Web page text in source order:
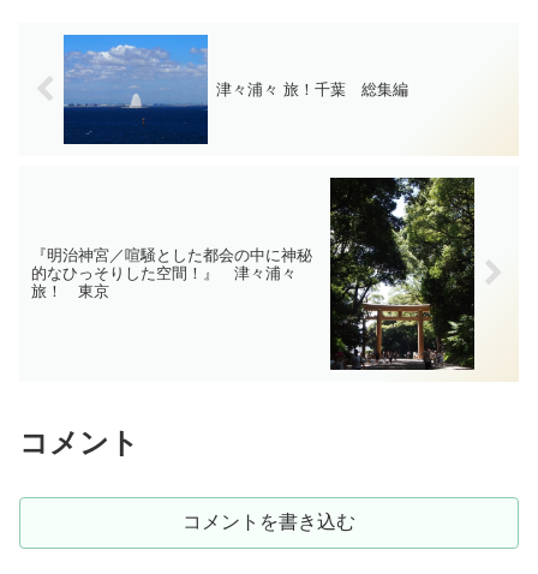
津々浦々 旅！千葉 総集編
『明治神宮／喧騒とした都会の中に神秘
的なひっそりした空間！』 津々浦々
旅！ 東京
コメント
コメントを書き込む